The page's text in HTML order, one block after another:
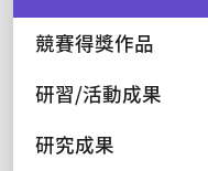
競賽得獎作品
研習/活動成果
研究成果